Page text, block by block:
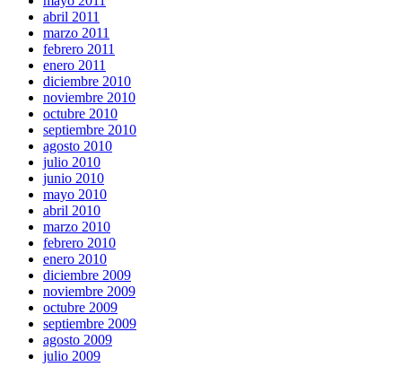
abril 2011
marzo 2011
febrero 2011
enero 2011
diciembre 2010
noviembre 2010
octubre 2010
septiembre 2010
agosto 2010
julio 2010
junio 2010
mayo 2010
abril 2010
marzo 2010
febrero 2010
enero 2010
diciembre 2009
noviembre 2009
octubre 2009
septiembre 2009
agosto 2009
julio 2009